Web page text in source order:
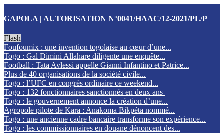
GAPOLA | AUTORISATION N°0041/HAAC/12-2021/PL/P
Flash
Foufoumix : une invention togolaise au cœur d’une...
Togo : Gal Dimini Allahare diligente une enquête...
Football : Tata Avlessi appelle Gianni Infantino et Patrice...
Plus de 40 organisations de la société civile...
Togo : l’UFC en congrès ordinaire ce weekend...
Togo : 132 fonctionnaires sanctionnés en deux ans
Togo : le gouvernement annonce la création d’une...
Agropole pilote de Kara : Anakoma Bikpéta nommé...
Togo : une ancienne cadre bancaire transforme son expérience...
Togo : les commissionnaires en douane dénoncent des...